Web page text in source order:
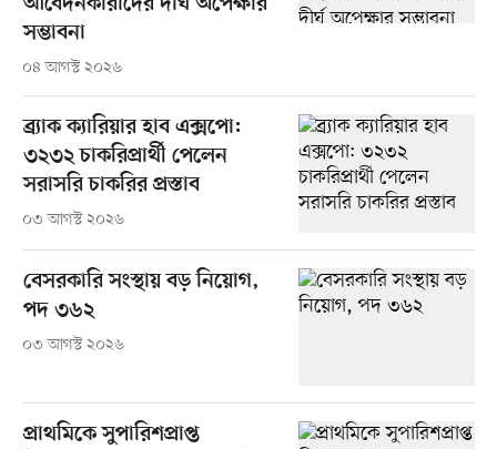
আবেদনকারীদের দীর্ঘ অপেক্ষার
সম্ভাবনা
০৪ আগস্ট ২০২৬
ব্র্যাক ক্যারিয়ার হাব এক্সপো:
৩২৩২ চাকরিপ্রার্থী পেলেন
সরাসরি চাকরির প্রস্তাব
০৩ আগস্ট ২০২৬
বেসরকারি সংস্থায় বড় নিয়োগ,
পদ ৩৬২
০৩ আগস্ট ২০২৬
প্রাথমিকে সুপারিশপ্রাপ্ত